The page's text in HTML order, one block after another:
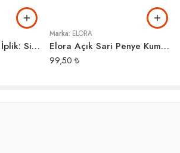
Elora Baskılı Penye İplik: Siyah Beyaz Çizgililer
Marka: ELORA
Elora Açık Sari Penye Kumaş Örgü İpi
99,50 ₺